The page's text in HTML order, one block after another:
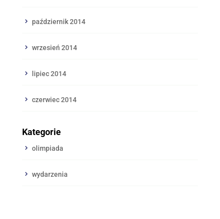
październik 2014
wrzesień 2014
lipiec 2014
czerwiec 2014
Kategorie
olimpiada
wydarzenia